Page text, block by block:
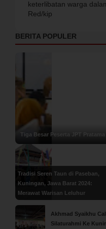
keterlibatan warga
Red/kip
BERITA POPULER
Tiga Besar Peserta JPT
Tradisi Seren Taun di Paseban,
Kuningan, Jawa Barat 2024:
Merawat Warisan Leluhur
Akhmad Syaikhu
Silaturahmi Ke